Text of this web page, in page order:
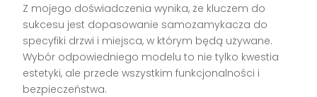
Z mojego doświadczenia wynika, że kluczem do
sukcesu jest dopasowanie samozamykacza do
specyfiki drzwi i miejsca, w którym będą używane.
Wybór odpowiedniego modelu to nie tylko kwestia
estetyki, ale przede wszystkim funkcjonalności i
bezpieczeństwa.